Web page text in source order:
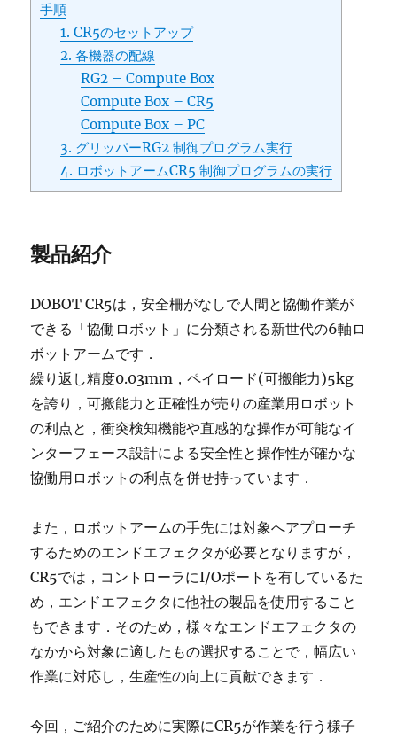
手順
1. CR5のセットアップ
2. 各機器の配線
RG2 – Compute Box
Compute Box – CR5
Compute Box – PC
3. グリッパーRG2 制御プログラム実行
4. ロボットアームCR5 制御プログラムの実行
製品紹介
DOBOT CR5は，安全柵がなしで人間と協働作業が
できる「協働ロボット」に分類される新世代の6軸ロ
ボットアームです．
繰り返し精度0.03mm，ペイロード(可搬能力)5kg
を誇り，可搬能力と正確性が売りの産業用ロボット
の利点と，衝突検知機能や直感的な操作が可能なイ
ンターフェース設計による安全性と操作性が確かな
協働用ロボットの利点を併せ持っています．
また，ロボットアームの手先には対象へアプローチ
するためのエンドエフェクタが必要となりますが，
CR5では，コントローラにI/Oポートを有しているた
め，エンドエフェクタに他社の製品を使用すること
もできます．そのため，様々なエンドエフェクタの
なかから対象に適したもの選択することで，幅広い
作業に対応し，生産性の向上に貢献できます．
今回，ご紹介のために実際にCR5が作業を行う様子